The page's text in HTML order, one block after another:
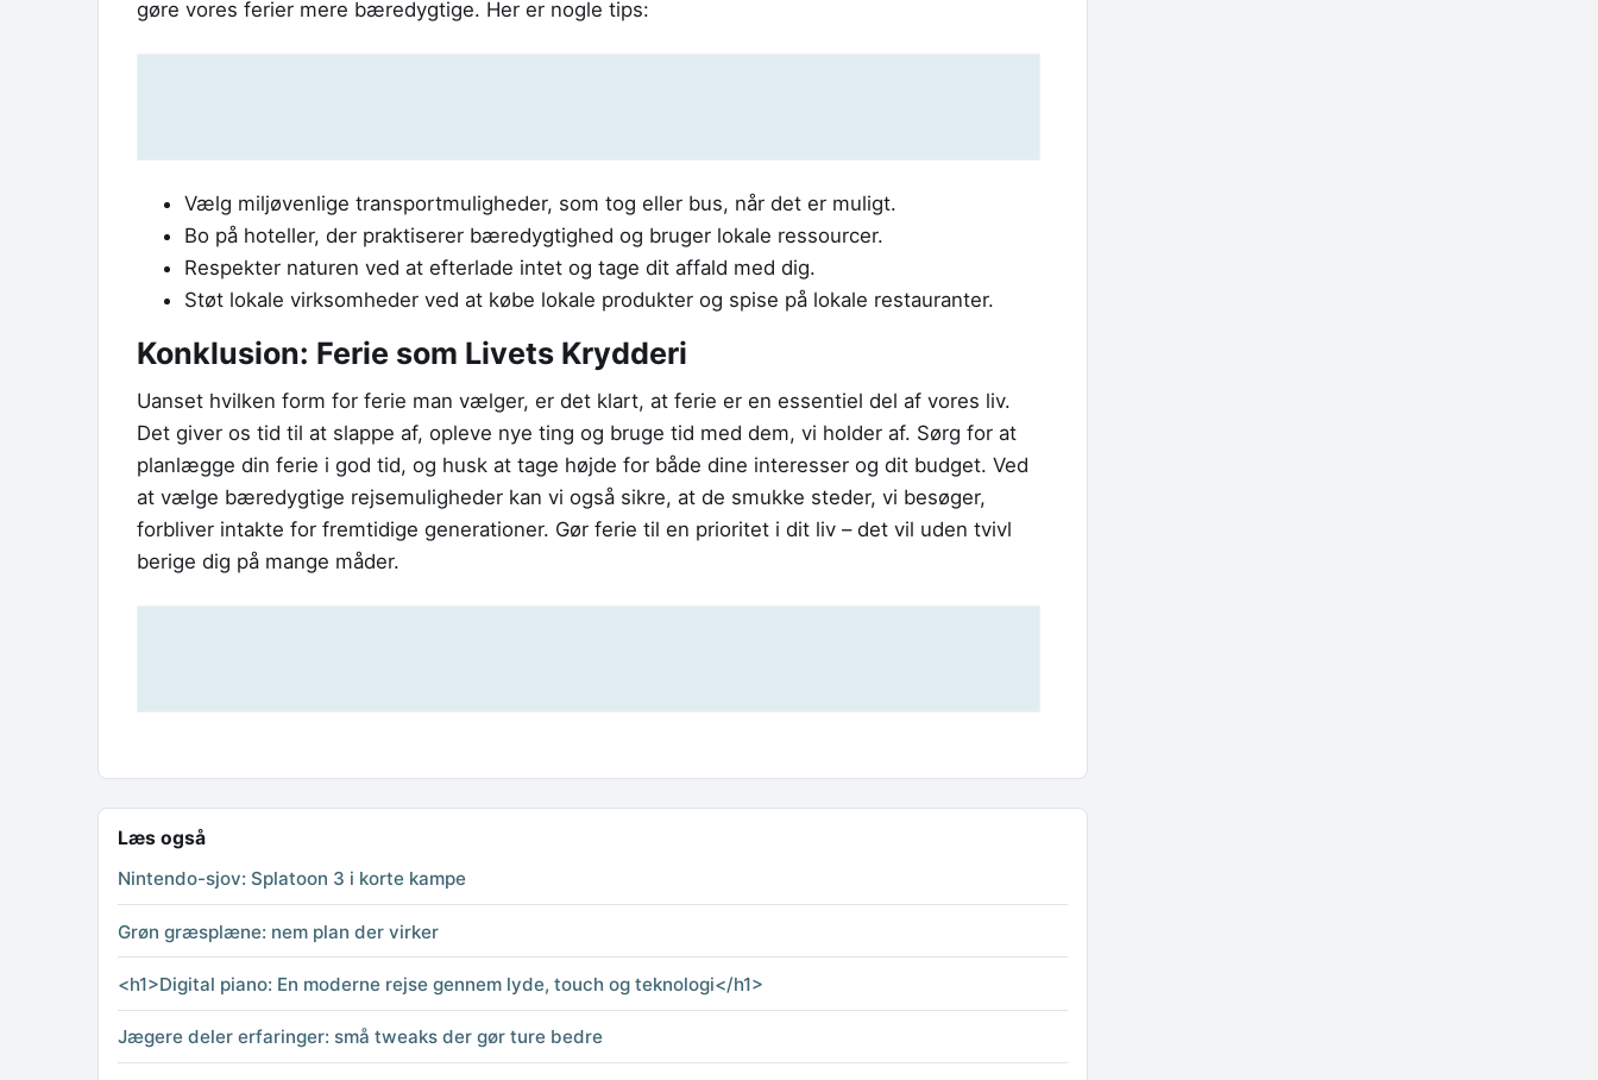
gøre vores ferier mere bæredygtige. Her er nogle tips:
Vælg miljøvenlige transportmuligheder, som tog eller bus, når det er muligt.
Bo på hoteller, der praktiserer bæredygtighed og bruger lokale ressourcer.
Respekter naturen ved at efterlade intet og tage dit affald med dig.
Støt lokale virksomheder ved at købe lokale produkter og spise på lokale restauranter.
Konklusion: Ferie som Livets Krydderi
Uanset hvilken form for ferie man vælger, er det klart, at ferie er en essentiel del af vores liv.
Det giver os tid til at slappe af, opleve nye ting og bruge tid med dem, vi holder af. Sørg for at
planlægge din ferie i god tid, og husk at tage højde for både dine interesser og dit budget. Ved
at vælge bæredygtige rejsemuligheder kan vi også sikre, at de smukke steder, vi besøger,
forbliver intakte for fremtidige generationer. Gør ferie til en prioritet i dit liv – det vil uden tvivl
berige dig på mange måder.
Læs også
Nintendo-sjov: Splatoon 3 i korte kampe
Grøn græsplæne: nem plan der virker
<h1>Digital piano: En moderne rejse gennem lyde, touch og teknologi</h1>
Jægere deler erfaringer: små tweaks der gør ture bedre